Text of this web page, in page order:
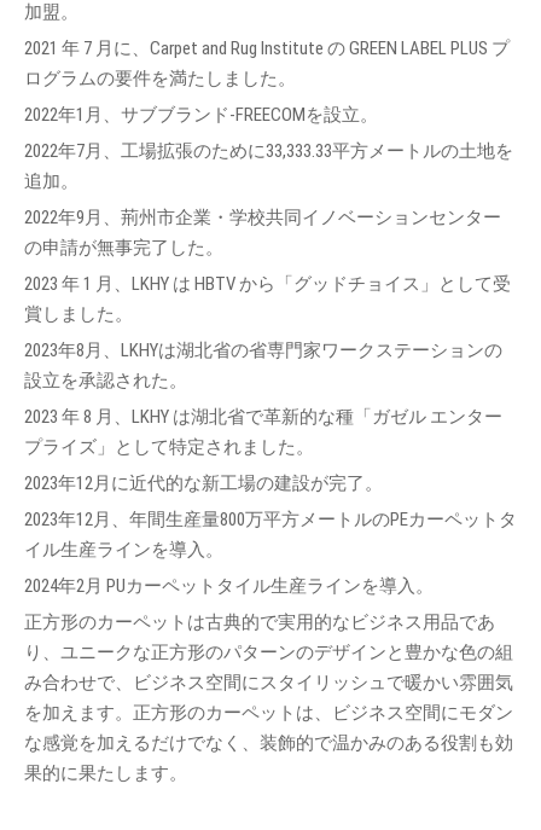
加盟。
2021 年 7 月に、Carpet and Rug Institute の GREEN LABEL PLUS プ
ログラムの要件を満たしました。
2022年1月、サブブランド-FREECOMを設立。
2022年7月、工場拡張のために33,333.33平方メートルの土地を
追加。
2022年9月、荊州市企業・学校共同イノベーションセンター
の申請が無事完了した。
2023 年 1 月、LKHY は HBTV から「グッドチョイス」として受
賞しました。
2023年8月、LKHYは湖北省の省専門家ワークステーションの
設立を承認された。
2023 年 8 月、LKHY は湖北省で革新的な種「ガゼル エンター
プライズ」として特定されました。
2023年12月に近代的な新工場の建設が完了。
2023年12月、年間生産量800万平方メートルのPEカーペットタ
イル生産ラインを導入。
2024年2月 PUカーペットタイル生産ラインを導入。
正方形のカーペットは古典的で実用的なビジネス用品であ
り、ユニークな正方形のパターンのデザインと豊かな色の組
み合わせで、ビジネス空間にスタイリッシュで暖かい雰囲気
を加えます。正方形のカーペットは、ビジネス空間にモダン
な感覚を加えるだけでなく、装飾的で温かみのある役割も効
果的に果たします。